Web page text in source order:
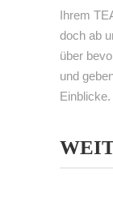
Ihrem
doch ab
über
und
Einblicke.